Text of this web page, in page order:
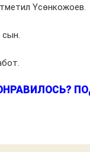
Үсөнкожоев.
сын.